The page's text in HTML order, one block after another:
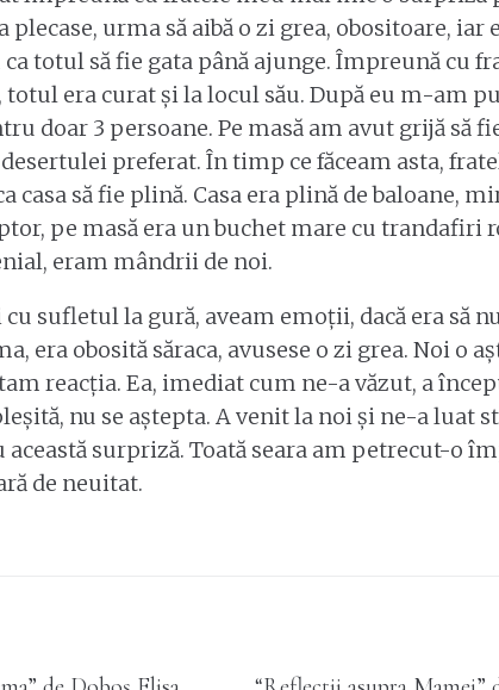
plecase, urma să aibă o zi grea, obositoare,
totul să fie gata până ajunge. Împreună cu
era curat și la locul său. După eu m-am
doar 3 persoane. Pe masă am avut grijă să
preferat. În timp ce făceam asta,
casa să fie plină. Casa era plină de baloane,
pe masă era un buchet mare cu trandafiri
eram mândrii de noi.
sufletul la gură, aveam emoții, dacă era să
era obosită săraca, avusese o zi grea. Noi o
reacția. Ea, imediat cum ne-a văzut, a
nu se aștepta. A venit la noi și ne-a luat
surpriză. Toată seara am petrecut-o
de neuitat.